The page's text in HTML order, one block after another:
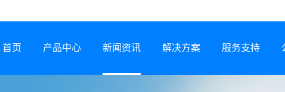
首页 产品中心 新闻资讯 解决方案 服务支持